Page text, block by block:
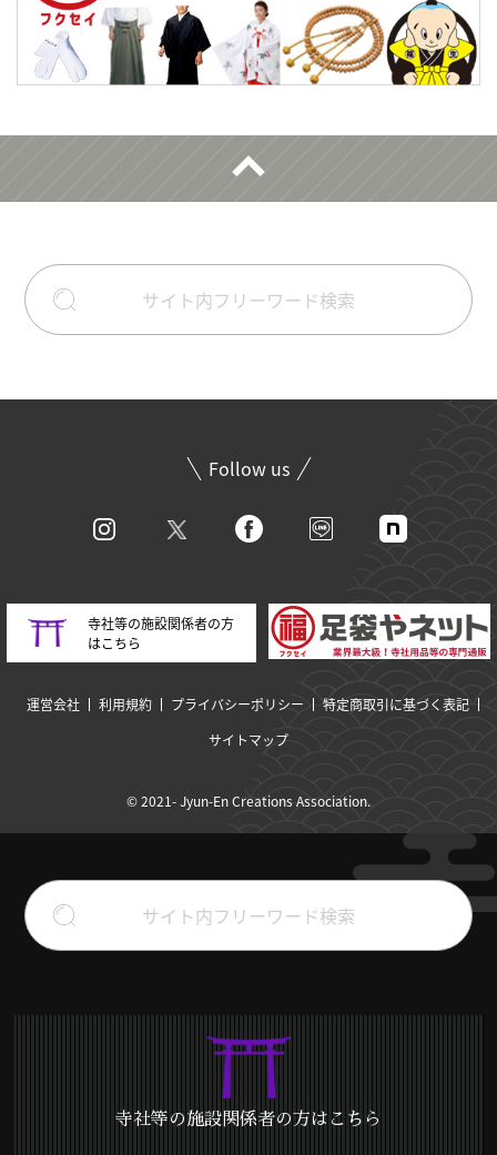
Follow us
寺社等の施設関係者の方
はこちら
運営会社 利用規約 プライバシーポリシー
特定商取引に基づく表記
サイトマップ
© 2021- Jyun-En Creations Association.
寺社等の施設関係者の方はこちら